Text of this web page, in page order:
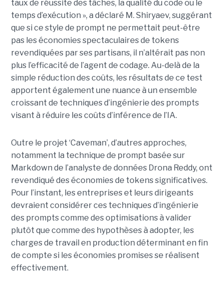
taux de réussite des tâches, la qualité du code ou le
temps d’exécution », a déclaré M. Shiryaev, suggérant
que si ce style de prompt ne permettait peut-être
pas les économies spectaculaires de tokens
revendiquées par ses partisans, il n’altérait pas non
plus l’efficacité de l’agent de codage. Au-delà de la
simple réduction des coûts, les résultats de ce test
apportent également une nuance à un ensemble
croissant de techniques d’ingénierie des prompts
visant à réduire les coûts d’inférence de l’IA.
Outre le projet ‘Caveman’, d’autres approches,
notamment la technique de prompt basée sur
Markdown de l’analyste de données Drona Reddy, ont
revendiqué des économies de tokens significatives.
Pour l’instant, les entreprises et leurs dirigeants
devraient considérer ces techniques d’ingénierie
des prompts comme des optimisations à valider
plutôt que comme des hypothèses à adopter, les
charges de travail en production déterminant en fin
de compte si les économies promises se réalisent
effectivement.